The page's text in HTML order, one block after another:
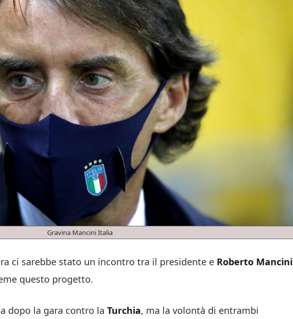
Gravina Mancini Italia
ci sarebbe stato un incontro tra il presidente e Roberto Mancini
questo progetto.
dopo la gara contro la Turchia, ma la volontà di entrambi